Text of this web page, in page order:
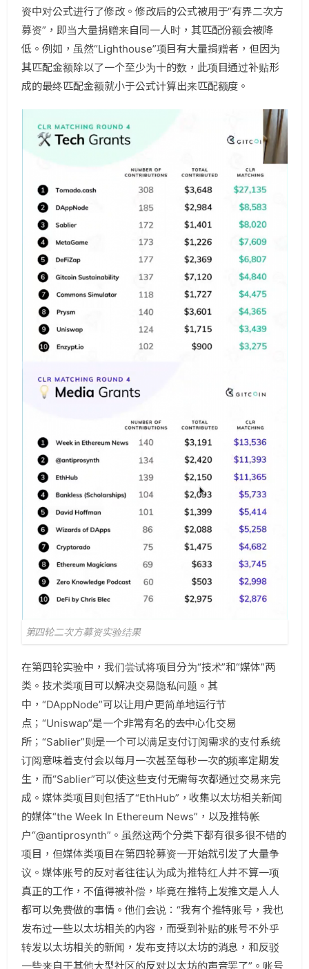
资中对公式进行了修改。修改后的公式被用于“有界二次方
募资”，即当大量捐赠来自同一人时，其匹配份额会被降
低。例如，虽然“Lighthouse”项目有大量捐赠者，但因为
其匹配金额除以了一个至少为十的数，此项目通过补贴形
成的最终匹配金额就小于公式计算出来匹配额度。
第四轮二次方募资实验结果
在第四轮实验中，我们尝试将项目分为“技术”和“媒体”两
类。技术类项目可以解决交易隐私问题。其
中，“DAppNode”可以让用户更简单地运行节
点；“Uniswap”是一个非常有名的去中心化交易
所；“Sablier”则是一个可以满足支付订阅需求的支付系统
订阅意味着支付会以每月一次甚至每秒一次的频率定期发
生，而“Sablier”可以使这些支付无需每次都通过交易来完
成 。媒体类项目则包括了“EthHub”，收集以太坊相关新闻
的媒体“the Week In Ethereum News”，以及推特帐
户“@antiprosynth”。虽然这两个分类下都有很多很不错的
项目，但媒体类项目在第四轮募资一开始就引发了大量争
议。媒体账号的反对者往往认为成为推特红人并不算一项
真正的工作，不值得被补偿，毕竟在推特上发推文是人人
都可以免费做的事情。他们会说：“我有个推特账号，我也
发布过一些以太坊相关的内容，而受到补贴的账号不外乎
转发以太坊相关的新闻，发布支持以太坊的消息，和反驳
一些来自于其他大型社区的反对以太坊的声音罢了”。账号